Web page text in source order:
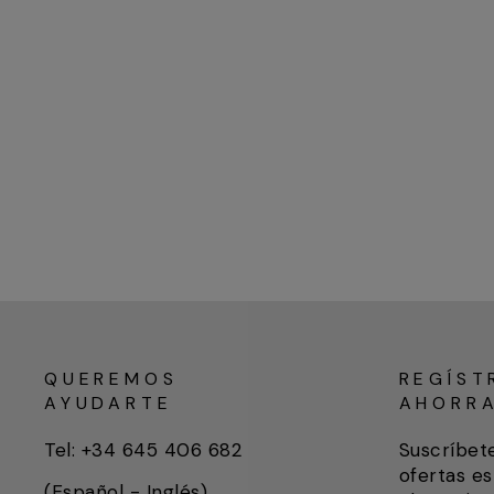
QUEREMOS
AYUDARTE
Tel: +34 645 406 682
ofertas